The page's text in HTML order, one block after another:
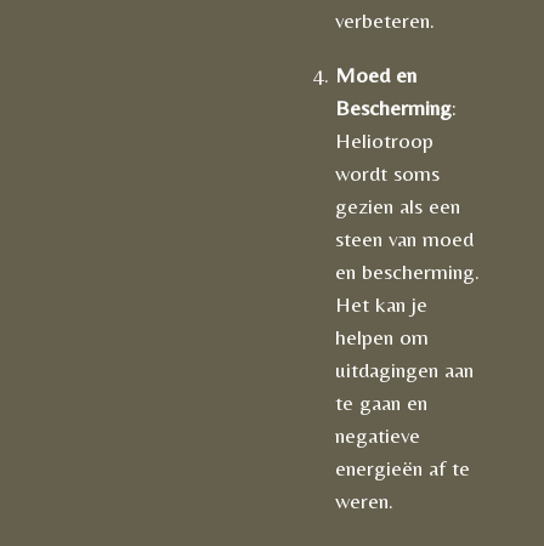
verbeteren.
Moed en
Bescherming:
Heliotroop
wordt soms
gezien als een
steen van moed
en bescherming.
Het kan je
helpen om
uitdagingen aan
te gaan en
negatieve
energieën af te
weren.